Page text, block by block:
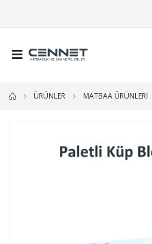
ÜRÜNLER MATBAA ÜRÜNLERİ